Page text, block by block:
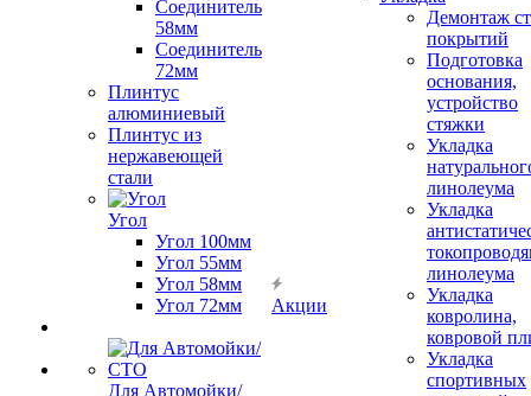
Соединитель
58мм
Соединитель
72мм
Плинтус
алюминиевый
Плинтус из
нержавеющей
стали
Угол
Угол 100мм
Угол 55мм
Угол 58мм
Угол 72мм
Для Автомойки/
Акции
Демонтаж
покрытий
Подготовка
основания,
устройство
стяжки
Укладка
линолеума
Укладка
линолеума
Укладка
ковролина,
ковровой
Укладка
спортивных